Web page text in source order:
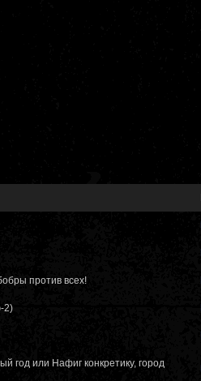
против всех!
2)
год или Нафиг конкретику, город